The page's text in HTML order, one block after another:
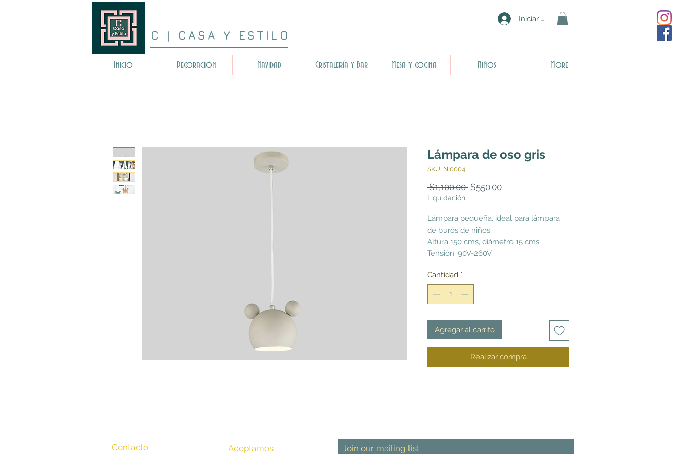
C | CASA Y ESTILO
Iniciar sesión
Inicio Decoración Navidad Cristalería y Bar Mesa y cocina Niños More
Lámpara de oso gris
SKU: NI0004
$1,100.00 Precio
$550.00Precio
Liquidación
Lámpara pequeña, ideal para lámpara
de burós de niños.
Altura 150 cms, diámetro 15 cms.
Tensión: 90V-260V
Cantidad *
Agregar al carrito
Realizar compra
Contacto Aceptamos Join our mailing list